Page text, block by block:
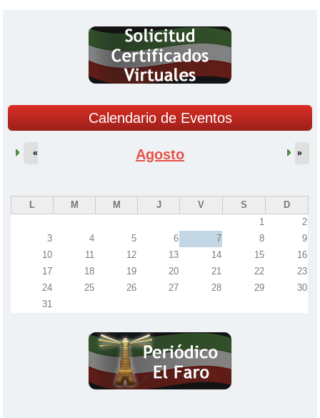
Calendario de Eventos
Agosto
« »
L M M J V S
D
1
2
3
4 5 6 7 8
9
10
11 12 13 14 15
16
17
18 19 20 21 22
23
24
25 26 27 28 29
30
31